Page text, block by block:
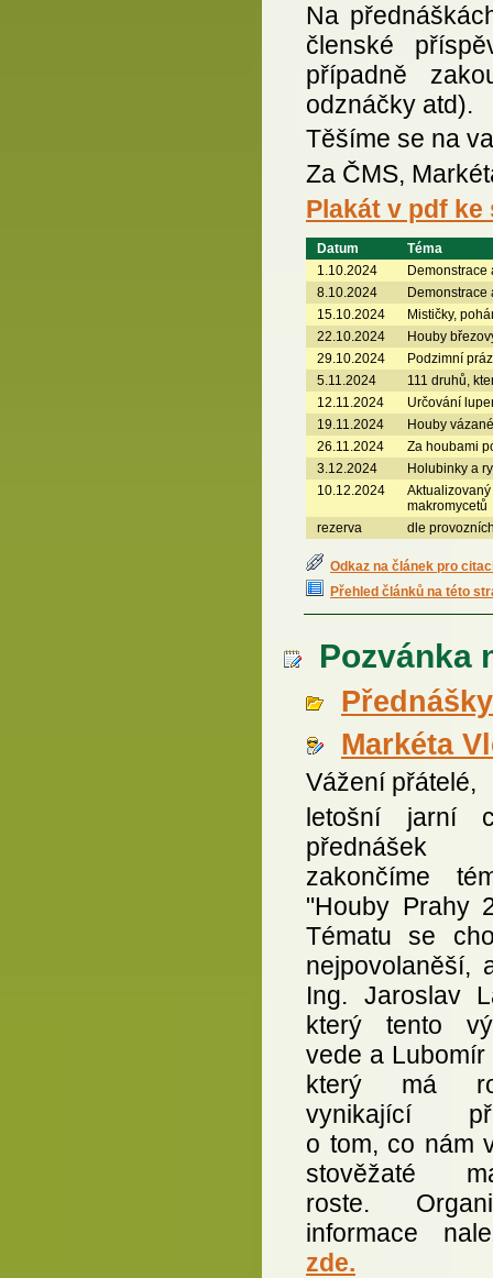
Na
členské
případně
odznáčky atd).
Těšíme se na
Za ČMS,
Plakát v pdf ke
Datum
Téma
1.10.2024
8.10.2024
15.10.2024
Mističky,
22.10.2024
Houby
29.10.2024
Podzimní
5.11.2024
111 druhů,
12.11.2024
Určování
19.11.2024
Houby
26.11.2024
Za houbami
3.12.2024
Holubinky a
10.12.2024
makromycetů
rezerva
dle
Odkaz na článek pro
Přehled článků na této
Pozvánka
Přednášky
Markéta
Vážení přátelé,
letošní jarní
přednášek
zakončíme
"Houby Prahy
Tématu se
nejpovolaněší,
Ing. Jaroslav
který tento
vede a Lubomír
který má
vynikající
o tom, co nám
stověžaté
roste.
informace
zde.